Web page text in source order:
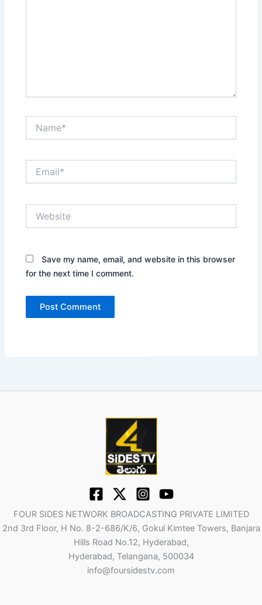
Save my name, email, and website in this browser
for the next time I comment.
FOUR SIDES NETWORK BROADCASTING PRIVATE LIMITED
2nd 3rd Floor, H No. 8-2-686/K/6, Gokul Kimtee Towers, Banjara
Hills Road No.12, Hyderabad,
Hyderabad, Telangana, 500034
info@foursidestv.com